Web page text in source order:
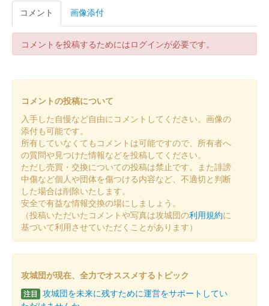
白石城 御城印
白石城 御城印
白石城 御城印
白石城 御城印 ずんスタ記念2025版 東北ずん子
白石城 御城印 ずんスタ記念2025版 東北イタコ
白石城 御城印 ずんスタ記念2025版 東北きりたん
コメント 画像添付
コメントを投稿するためにはログインが必要です。
コメントの投稿について
入手した自慢など自由にコメントしてください。画像の
添付も可能です。
所有していなくてもコメントは可能ですので、所有者へ
の質問や見つけた情報などを投稿してください。
ただし売買・交換についての投稿は禁止です。また誹謗
中傷など個人や団体を傷つける内容など、不適切と判断
した場合は削除いたします。
安全で有益な情報交換の場にしましょう。
（投稿いただいたコメントや写真は攻城団の利用規約に
基づいて利用させていただくことがあります）
攻城団が現在、全力でオススメするトピック
注目 攻城団を未来に残すために運営をサポートしてい